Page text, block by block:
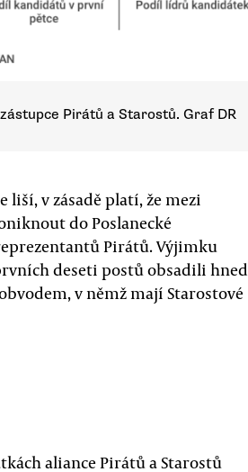
Pirátů a Starostů. Graf DR
v zásadě platí, že mezi
do Poslanecké
Pirátů. Výjimku
deseti postů obsadili hned
v němž mají Starostové
aliance Pirátů a Starostů